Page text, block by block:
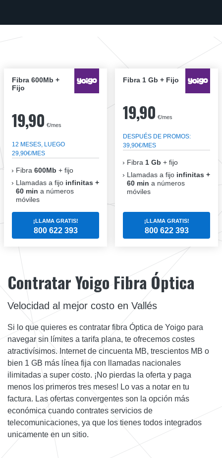
Fibra 600Mb +
Fijo
19,90 €/mes
12 MESES, LUEGO
29,90€/MES
Fibra 600Mb + fijo
Llamadas a fijo infinitas +
60 min a números
móviles
¡LLAMA GRATIS!
800 622 393
Fibra 1 Gb + Fijo
19,90 €/mes
DESPUÉS DE PROMOS:
39,90€/MES
Fibra 1 Gb + fijo
Llamadas a fijo infinitas +
60 min a números
móviles
¡LLAMA GRATIS!
800 622 393
Contratar Yoigo Fibra Óptica
Velocidad al mejor costo en Vallés
Si lo que quieres es contratar fibra Óptica de Yoigo para
navegar sin límites a tarifa plana, te ofrecemos costes
atractivísimos. Internet de cincuenta MB, trescientos MB o
bien 1 GB más línea fija con llamadas nacionales
ilimitadas a super costo. ¡No pierdas la oferta y paga
menos los primeros tres meses! Lo vas a notar en tu
factura. Las ofertas convergentes son la opción más
económica cuando contrates servicios de
telecomunicaciones, ya que los tienes todos integrados
unicamente en un sitio.